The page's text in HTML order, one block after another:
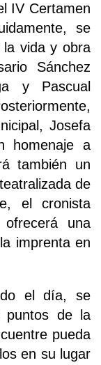
IV Certamen
se
la vida y obra
Sánchez
y Pascual
Josefa
homenaje a
también un
de
el cronista
una
imprenta en
el día, se
puntos de la
pueda
en su lugar